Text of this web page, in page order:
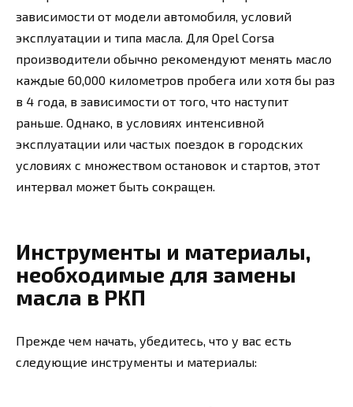
зависимости от модели автомобиля, условий
эксплуатации и типа масла. Для Opel Corsa
производители обычно рекомендуют менять масло
каждые 60,000 километров пробега или хотя бы раз
в 4 года, в зависимости от того, что наступит
раньше. Однако, в условиях интенсивной
эксплуатации или частых поездок в городских
условиях с множеством остановок и стартов, этот
интервал может быть сокращен.
Инструменты и материалы,
необходимые для замены
масла в РКП
Прежде чем начать, убедитесь, что у вас есть
следующие инструменты и материалы: